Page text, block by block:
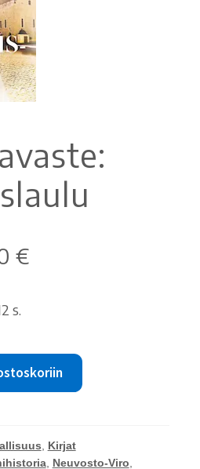
tietosuojaseloste
€Nykyinen
s.
Kirjat
, Neuvosto-Viro